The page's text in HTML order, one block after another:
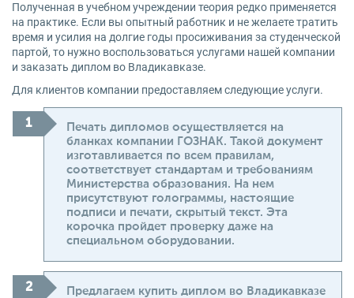
Полученная в учебном учреждении теория редко применяется
на практике. Если вы опытный работник и не желаете тратить
время и усилия на долгие годы просиживания за студенческой
партой, то нужно воспользоваться услугами нашей компании
и заказать диплом во Владикавказе.
Для клиентов компании предоставляем следующие услуги.
Печать дипломов осуществляется на
бланках компании ГОЗНАК. Такой документ
изготавливается по всем правилам,
соответствует стандартам и требованиям
Министерства образования. На нем
присутствуют голограммы, настоящие
подписи и печати, скрытый текст. Эта
корочка пройдет проверку даже на
специальном оборудовании.
Предлагаем купить диплом во Владикавказе